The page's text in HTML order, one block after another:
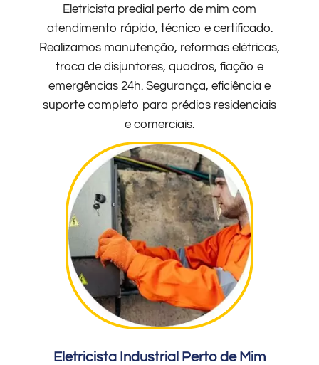
Eletricista predial perto de mim com
atendimento rápido, técnico e certificado.
Realizamos manutenção, reformas elétricas,
troca de disjuntores, quadros, fiação e
emergências 24h. Segurança, eficiência e
suporte completo para prédios residenciais
e comerciais.
Eletricista Industrial Perto de Mim